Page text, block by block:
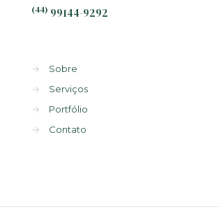
(44) 99144-9292
→
Sobre
→
Serviços
→
Portfólio
→
Contato